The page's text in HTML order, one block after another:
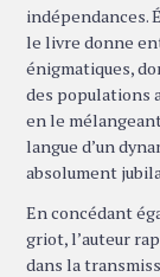
indépendances.
le livre donne
énigmatiques,
des populations
en le
langue d’un
absolument
En concédant
griot, l’auteur
dans la